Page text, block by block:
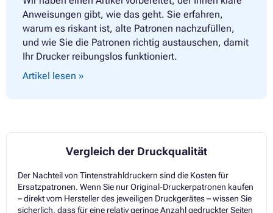
Anweisungen gibt, wie das geht. Sie erfahren,
warum es riskant ist, alte Patronen nachzufüllen,
und wie Sie die Patronen richtig austauschen, damit
Ihr Drucker reibungslos funktioniert.
Artikel lesen »
Vergleich der Druckqualität
Der Nachteil von Tintenstrahldruckern sind die Kosten für
Ersatzpatronen. Wenn Sie nur Original-Druckerpatronen kaufen
– direkt vom Hersteller des jeweiligen Druckgerätes – wissen Sie
sicherlich, dass für eine relativ geringe Anzahl gedruckter Seiten